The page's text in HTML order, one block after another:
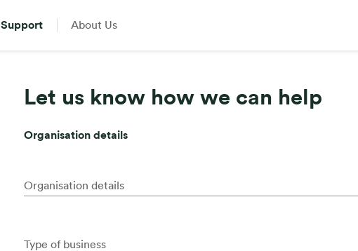
Support About Us
Let us know how we can help
Organisation details
Organisation details
Type of business